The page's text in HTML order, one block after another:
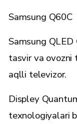
Samsung Q60C
Samsung
tasvir va ovozni
aqlli televizor.
Displey
texnologiyalari